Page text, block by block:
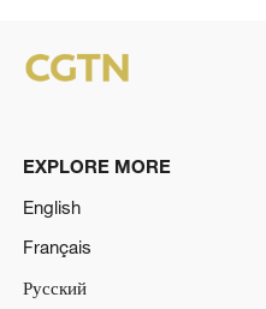
EXPLORE MORE
English
Français
Русский